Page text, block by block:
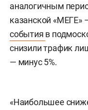
аналогичным
казанской «МЕГЕ»
события в
снизили трафик
— минус 5%.
«Наибольшее